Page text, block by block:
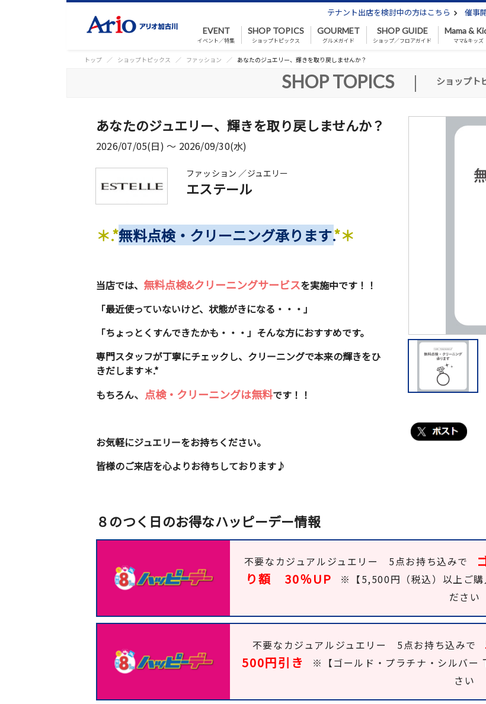
テナント出店を検討中の方はこちら 催事
EVENT
イベント／特集
SHOP TOPICS
ショップトピックス
GOURMET
グルメガイド
SHOP GUIDE
ショップ／フロアガイド
Mama &
ママ&キッズ
トップ ショップトピックス ファッション あなたのジュエリー、輝きを取り戻しませんか？
SHOP TOPICS | ショップト
あなたのジュエリー、輝きを取り戻しませんか？
2026/07/05(日) 〜 2026/09/30(水)
ファッション ／ジュエリー
エステール
＊.*無料点検・クリーニング承ります.*＊
当店では、 無料点検&クリーニングサービスを実施中です！！
「最近使っていないけど、状態がきになる・・・」
「ちょっとくすんできたかも・・・」そんな方におすすめです。
専門スタッフが丁寧にチェックし、クリーニングで本来の輝きをひ
きだします＊.*
もちろん、 点検・クリーニングは無料です！！
お気軽にジュエリーをお持ちください。
皆様のご来店を心よりお待ちしております♪
８のつく日のお得なハッピーデー情報
不要なカジュアルジュエリー 5点お持ち込みで
り額 30％UP
※【5,500円（税込）以上ご購
ださい
不要なカジュアルジュエリー 5点お持ち込みで
500円引き
※【ゴールド・プラチナ・シルバ
さい